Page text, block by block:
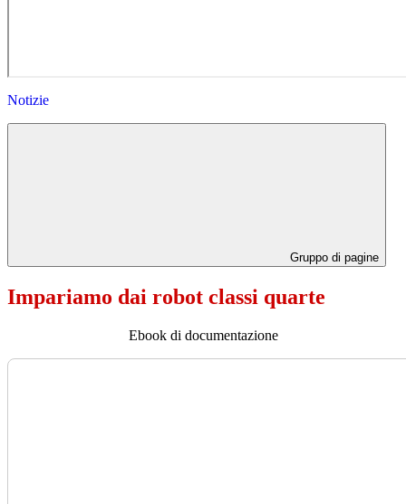
Notizie
Gruppo di pagine
Impariamo dai robot classi quarte
Ebook di documentazione